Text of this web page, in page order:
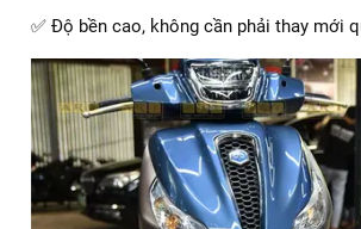
✅ Độ bền cao, không cần phải thay mới